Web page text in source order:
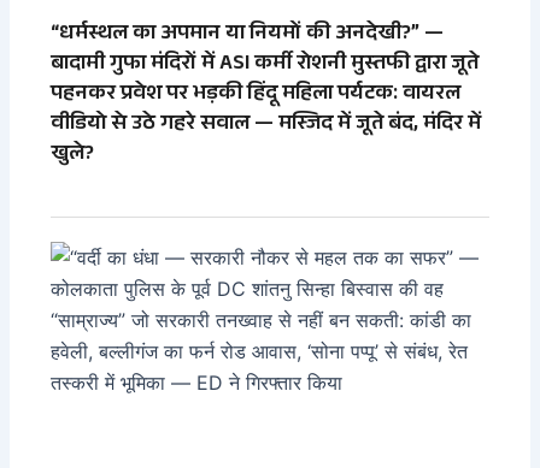
“धर्मस्थल का अपमान या नियमों की अनदेखी?” —
बादामी गुफा मंदिरों में ASI कर्मी रोशनी मुस्तफी द्वारा जूते
पहनकर प्रवेश पर भड़की हिंदू महिला पर्यटक: वायरल
वीडियो से उठे गहरे सवाल — मस्जिद में जूते बंद, मंदिर में
खुले?